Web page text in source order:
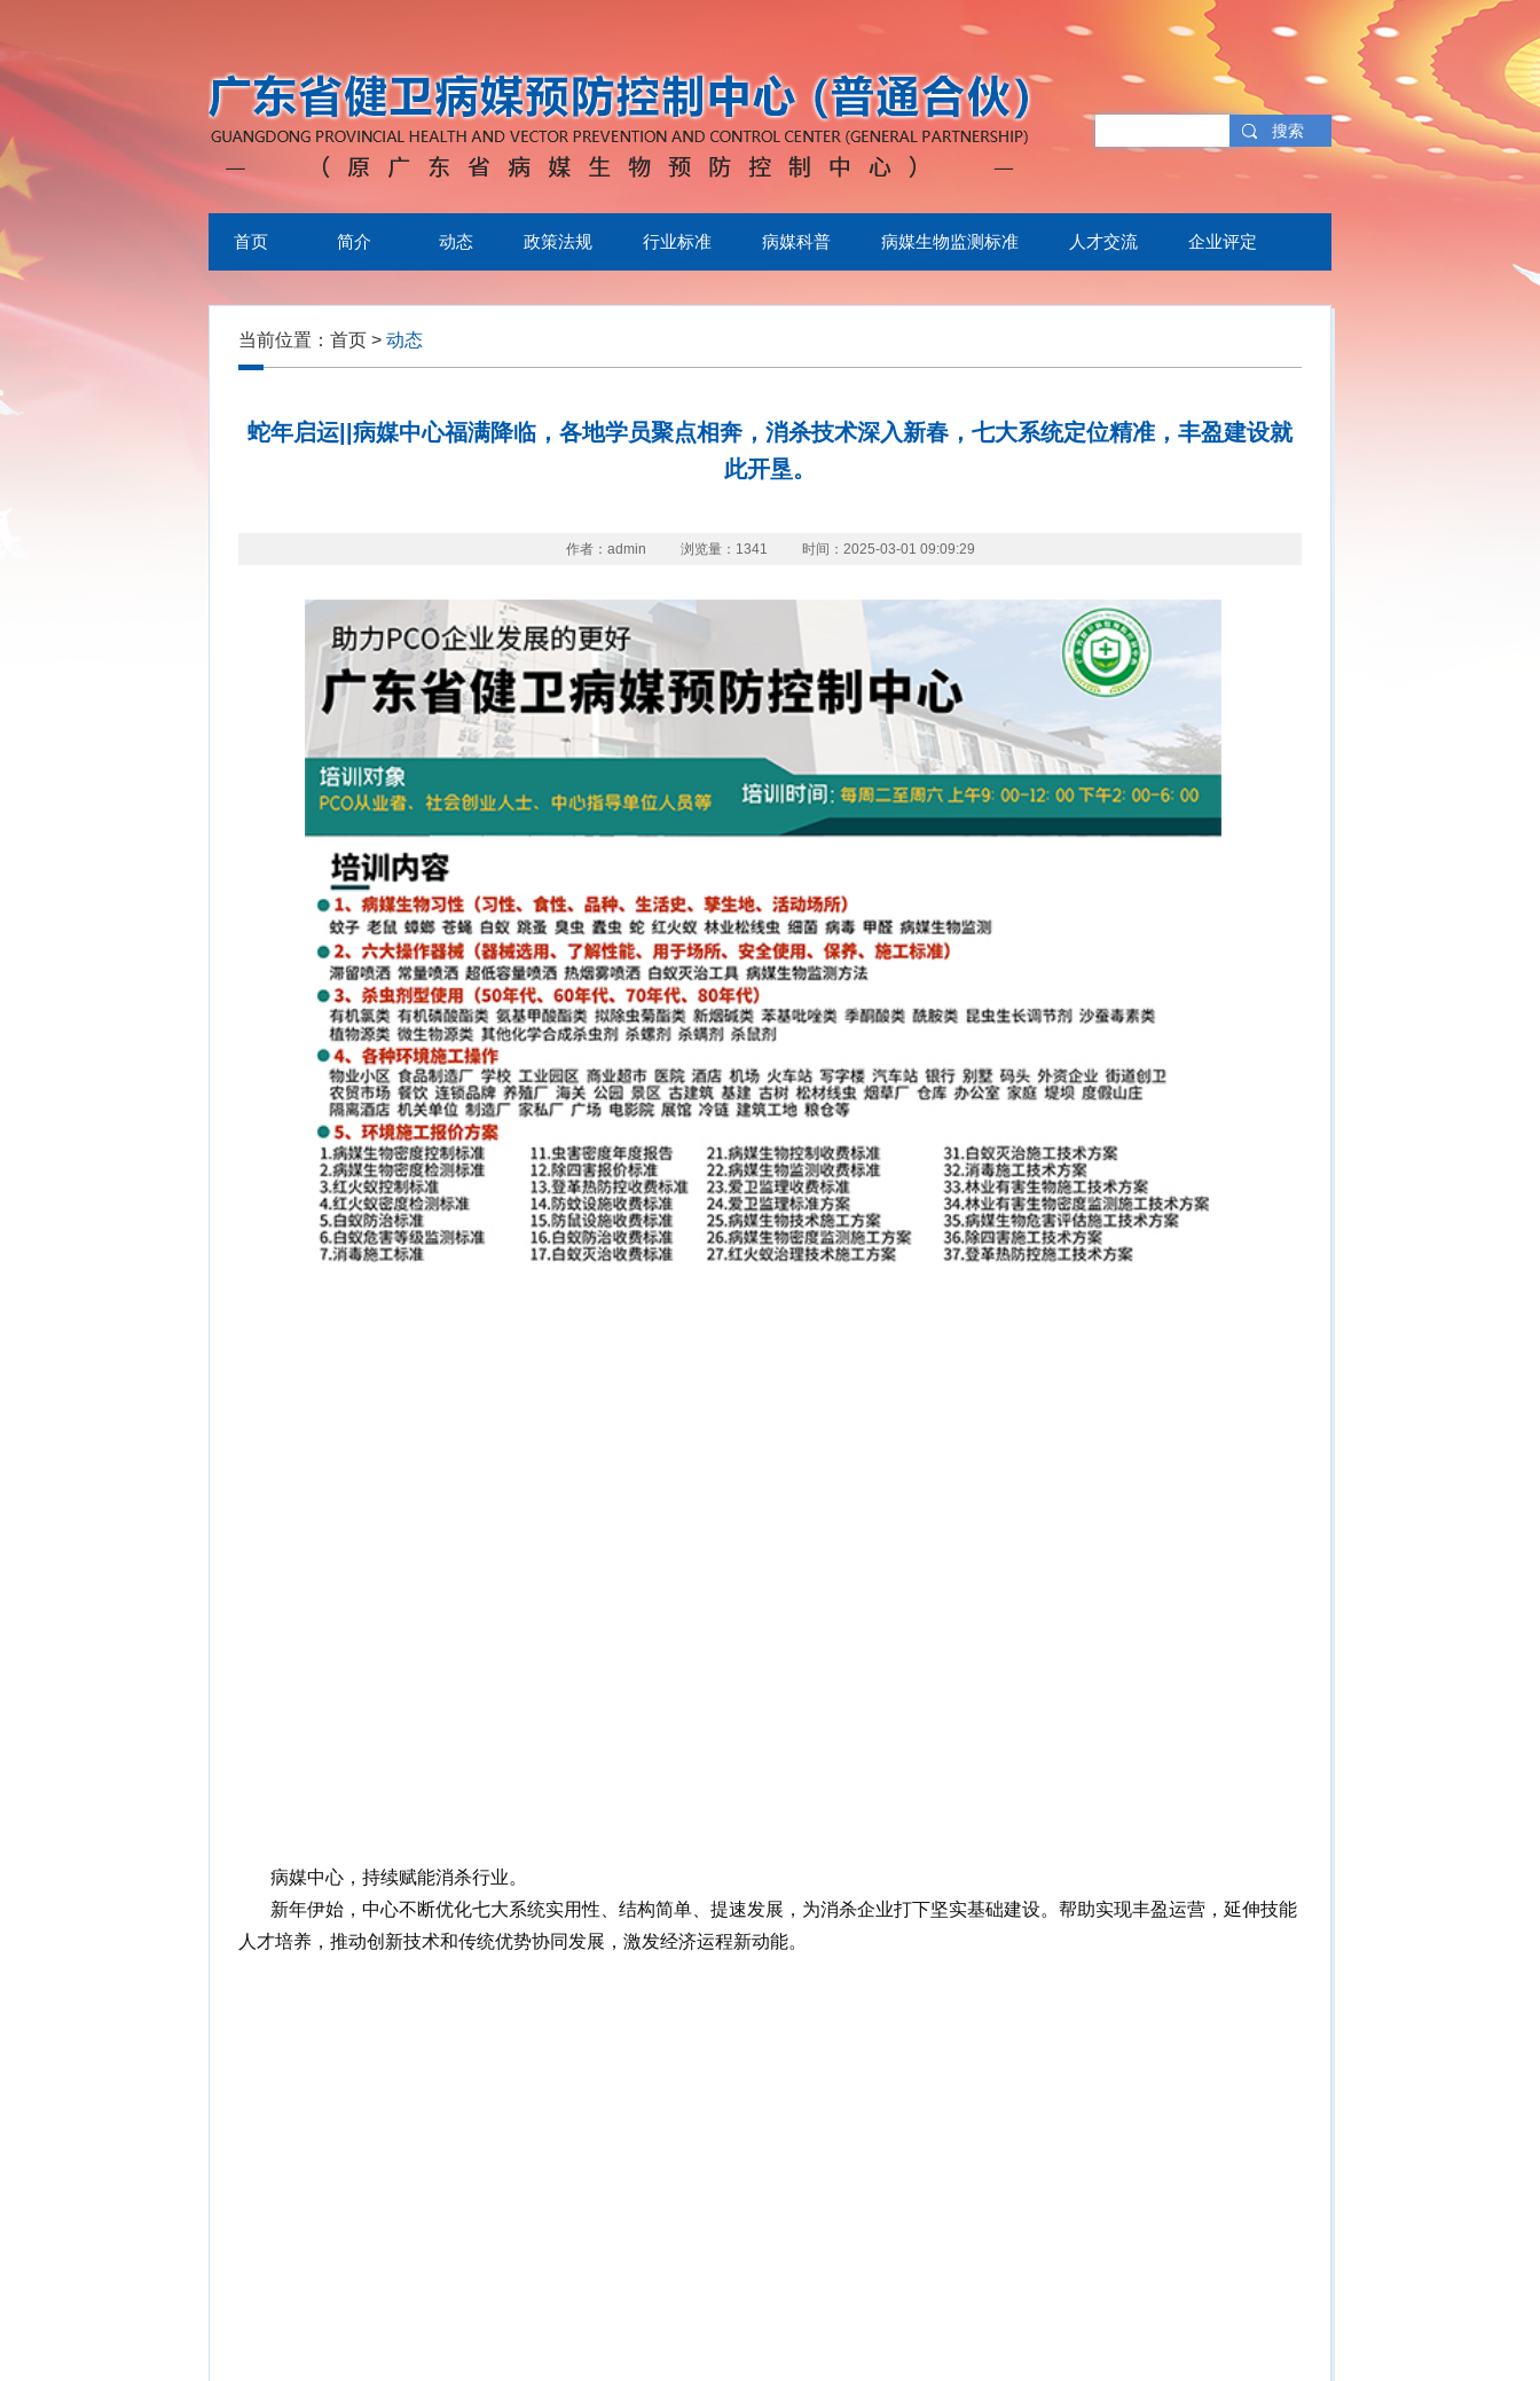
搜索
首页 简介 动态 政策法规 行业标准 病媒科普 病媒生物监测标准 人才交流 企业评定
当前位置： 首页 > 动态
蛇年启运||病媒中心福满降临，各地学员聚点相奔，消杀技术深入新春，七大系统定位精准，丰盈建设就
此开垦。
作者：admin 浏览量：1341 时间：2025-03-01 09:09:29
病媒中心，持续赋能消杀行业。
新年伊始，中心不断优化七大系统实用性、结构简单、提速发展，为消杀企业打下坚实基础建设。帮助实现丰盈运营，延伸技能
人才培养，推动创新技术和传统优势协同发展，激发经济运程新动能。